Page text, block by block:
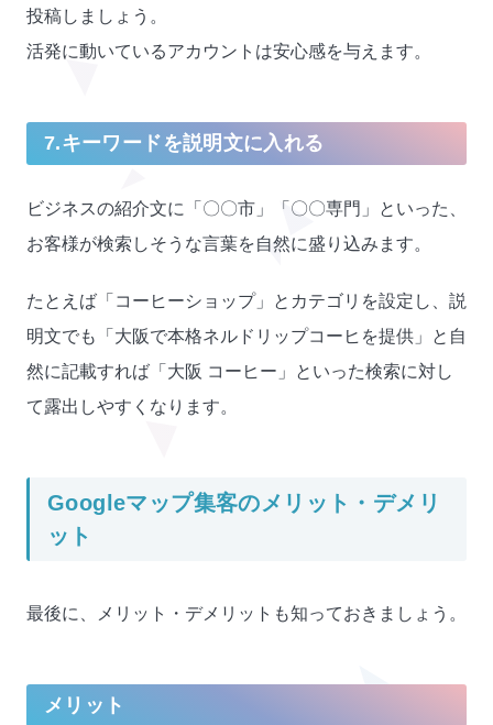
投稿しましょう。
活発に動いているアカウントは安心感を与えます。
7.キーワードを説明文に入れる
ビジネスの紹介文に「〇〇市」「〇〇専門」といった、
お客様が検索しそうな言葉を自然に盛り込みます。
たとえば「コーヒーショップ」とカテゴリを設定し、説
明文でも「大阪で本格ネルドリップコーヒを提供」と自
然に記載すれば「大阪 コーヒー」といった検索に対し
て露出しやすくなります。
Googleマップ集客のメリット・デメリ
ット
最後に、メリット・デメリットも知っておきましょう。
メリット